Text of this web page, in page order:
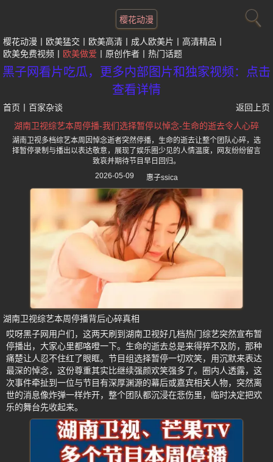
樱花动漫
樱花动漫 欧美猛交 欧美高清 成人欧美片
高清精品
欧美免费视频
欧美做爱 原创作者 热门话题
黑子网看片吃瓜，更多内部图片和独家视频：点击
查看详情
首页 百家杂谈
返回上页
湖南卫视综艺本周停播-我们选择暂停以悼念-生命的逝去令人心碎
湖南卫视多档综艺本周因悼念逝者突然停播，生命的逝去让整个团队心碎，选
择暂停录制与播出以表达敬意，展现了娱乐圈少见的人情温度，网友纷纷留言
致哀并期待节目早日回归。
2026-05-09
惠子ssica
湖南卫视综艺本周停播背后心碎真相
哎呀黑子网用户们，这两天刷到湖南卫视好几档热门综艺突然宣布暂
停播出，大家心里都咯噔一下。生命的逝去总是来得猝不及防，那种
痛楚让人忍不住红了眼眶。节目组选择暂停一切欢笑，用沉默来表达
最深的悼念，这份尊重其实比继续强颜欢笑强多了。圈内人透露，这
次事件牵扯到一位与节目有深厚渊源的幕后或嘉宾相关人物，突然离
世的消息像炸弹一样炸开，整个团队都沉浸在悲伤里，临时决定把欢
乐的舞台先收起来。